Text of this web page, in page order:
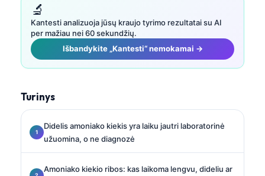
🔬
Kantesti analizuoja jūsų kraujo tyrimo rezultatai su AI
per mažiau nei 60 sekundžių.
Išbandykite „Kantesti“ nemokamai →
Turinys
Didelis amoniako kiekis yra laiku jautri laboratorinė
užuomina, o ne diagnozė
Amoniako kiekio ribos: kas laikoma lengvu, dideliu ar